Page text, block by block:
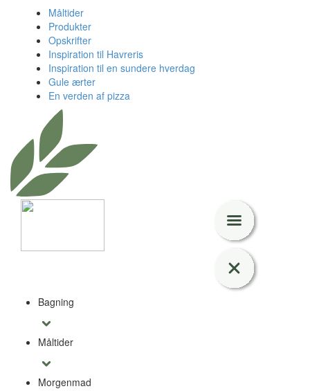
Måltider
Produkter
Opskrifter
Inspiration til Havreris
Inspiration til en sundere hverdag
Gule ærter
En verden af pizza
Bagning
Måltider
Morgenmad